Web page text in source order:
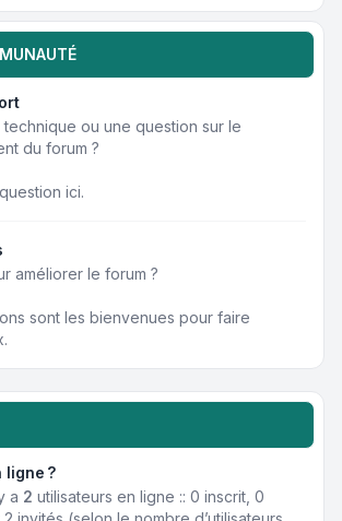
ou une question sur le
du forum ?
ici.
améliorer le forum ?
sont les bienvenues pour faire
ligne ?
a 2 utilisateurs en ligne :: 0 inscrit, 0